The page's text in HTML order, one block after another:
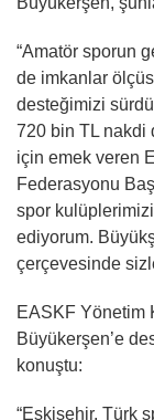
“Amatör sporun
de imkanlar
desteğimizi
720 bin TL nakdi
için emek veren
Federasyonu
spor
ediyorum.
çerçevesinde
EASKF Yönetim
Büyükerşen’e
konuştu:
“Eskişehir, Türk